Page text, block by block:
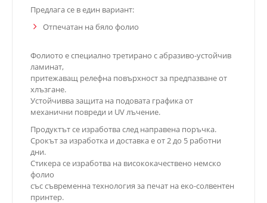
Предлага се в един вариант:
Отпечатан на бяло фолио
Фолиото е специално третирано с абразиво-устойчив
ламинат,
притежаващ релефна повърхност за предпазване от
хлъзгане.
Устойчивва защита на подовата графика от
механични повреди и UV лъчение.
Продуктът се изработва след направена поръчка.
Срокът за изработка и доставка е от 2 до 5 работни
дни.
Стикера се изработва на висококачествено немско
фолио
със съвременна технология за печат на еко-солвентен
принтер.